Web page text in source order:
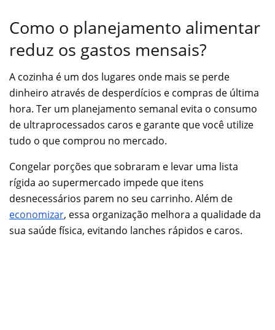
Como o planejamento alimentar
reduz os gastos mensais?
A cozinha é um dos lugares onde mais se perde
dinheiro através de desperdícios e compras de última
hora. Ter um planejamento semanal evita o consumo
de ultraprocessados caros e garante que você utilize
tudo o que comprou no mercado.
Congelar porções que sobraram e levar uma lista
rígida ao supermercado impede que itens
desnecessários parem no seu carrinho. Além de
economizar, essa organização melhora a qualidade da
sua saúde física, evitando lanches rápidos e caros.